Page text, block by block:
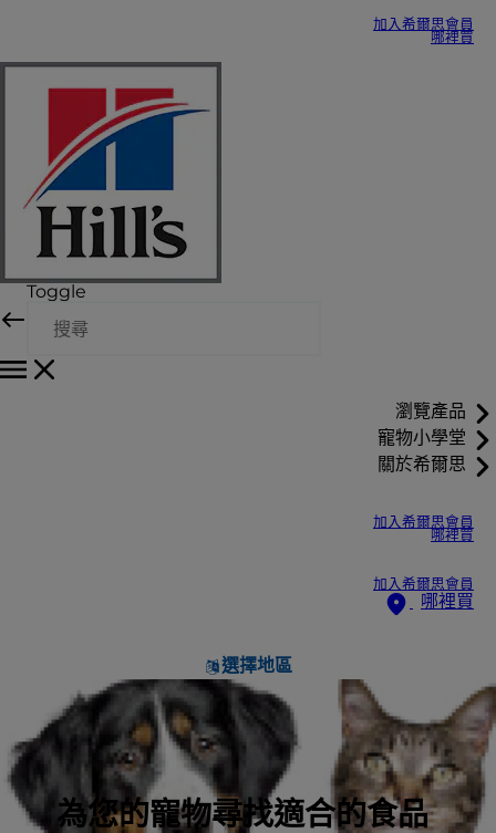
加入希爾思會員
哪裡買
Toggle
瀏覽產品
寵物小學堂
關於希爾思
加入希爾思會員
哪裡買
加入希爾思會員
哪裡買
選擇地區
為您的寵物尋找適合的食品